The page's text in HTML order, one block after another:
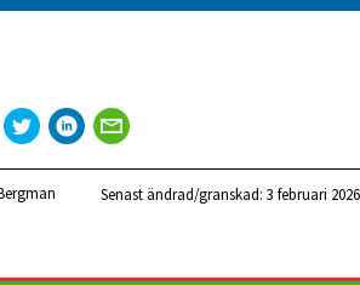
Senast ändrad/granskad: 3 februari 2026